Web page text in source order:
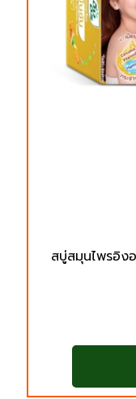
สบู่สมุนไพรอิ